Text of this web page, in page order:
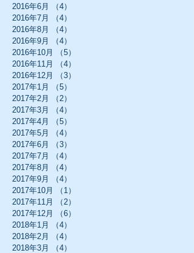
2016年6月
（4）
2016年7月
（4）
2016年8月
（4）
2016年9月
（4）
2016年10月
（5）
2016年11月
（4）
2016年12月
（3）
2017年1月
（5）
2017年2月
（2）
2017年3月
（4）
2017年4月
（5）
2017年5月
（4）
2017年6月
（3）
2017年7月
（4）
2017年8月
（4）
2017年9月
（4）
2017年10月
（1）
2017年11月
（2）
2017年12月
（6）
2018年1月
（4）
2018年2月
（4）
2018年3月
（4）